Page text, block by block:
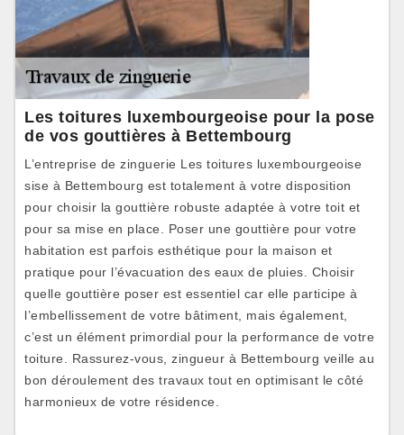
Les toitures luxembourgeoise pour la pose
de vos gouttières à Bettembourg
L’entreprise de zinguerie Les toitures luxembourgeoise
sise à Bettembourg est totalement à votre disposition
pour choisir la gouttière robuste adaptée à votre toit et
pour sa mise en place. Poser une gouttière pour votre
habitation est parfois esthétique pour la maison et
pratique pour l’évacuation des eaux de pluies. Choisir
quelle gouttière poser est essentiel car elle participe à
l’embellissement de votre bâtiment, mais également,
c’est un élément primordial pour la performance de votre
toiture. Rassurez-vous, zingueur à Bettembourg veille au
bon déroulement des travaux tout en optimisant le côté
harmonieux de votre résidence.